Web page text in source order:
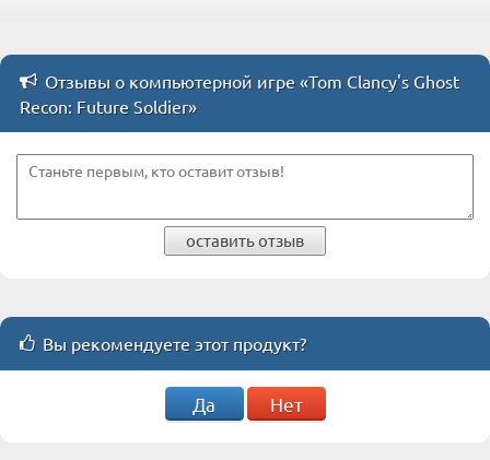
Отзывы о компьютерной игре «Tom Clancy's Ghost
Recon: Future Soldier»
оставить отзыв
Вы рекомендуете этот продукт?
Да Нет